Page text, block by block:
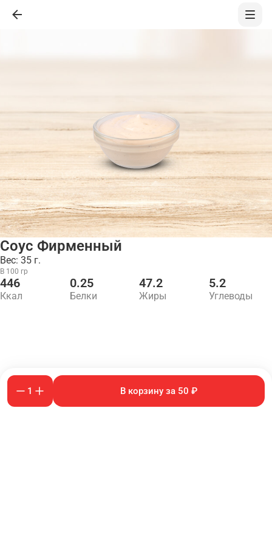
Соус Фирменный
Вес: 35 г.
В 100 гр
446
Ккал
0.25
Белки
47.2
Жиры
5.2
Углеводы
1 В корзину за 50 ₽